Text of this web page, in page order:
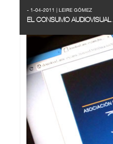
- 1-04-2011 | LEIRE GÓMEZ
EL CONSUMO